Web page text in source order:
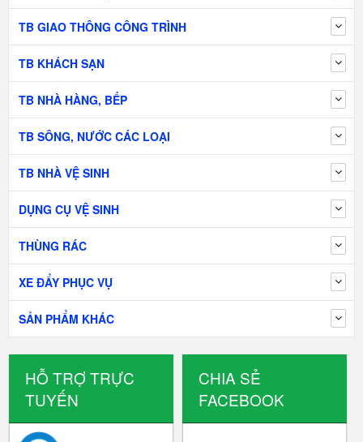
TB GIAO THÔNG CÔNG TRÌNH
TB KHÁCH SẠN
TB NHÀ HÀNG, BẾP
TB SÔNG, NƯỚC CÁC LOẠI
TB NHÀ VỆ SINH
DỤNG CỤ VỆ SINH
THÙNG RÁC
XE ĐẨY PHỤC VỤ
SẢN PHẨM KHÁC
HỖ TRỢ TRỰC
TUYẾN
CHIA SẺ
FACEBOOK